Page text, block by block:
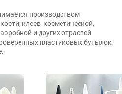
производством
клеев, косметической,
и других отраслей
пластиковых бутылок